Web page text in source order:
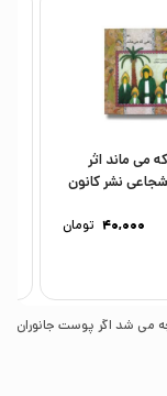
می ماند اثر
نشر کانون
40,000 تومان
می شد اگر پوست جانوران را